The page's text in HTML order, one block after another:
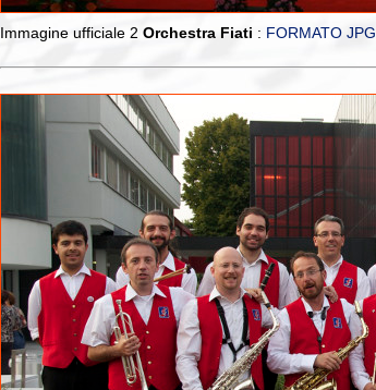
Immagine ufficiale 2 Orchestra Fiati : FORMATO JPG